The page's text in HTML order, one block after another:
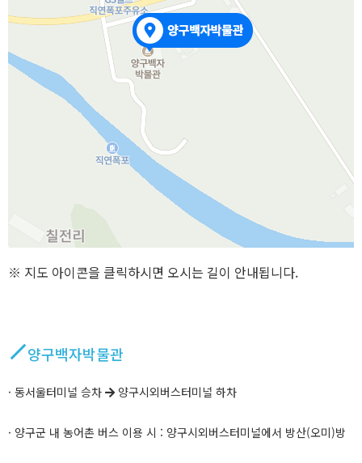
※ 지도 아이콘을 클릭하시면 오시는 길이 안내됩니다.
양구백자박물관
· 동서울터미널 승차 양구시외버스터미널 하차
· 양구군 내 농어촌 버스 이용 시 : 양구시외버스터미널에서 방산(오미)방